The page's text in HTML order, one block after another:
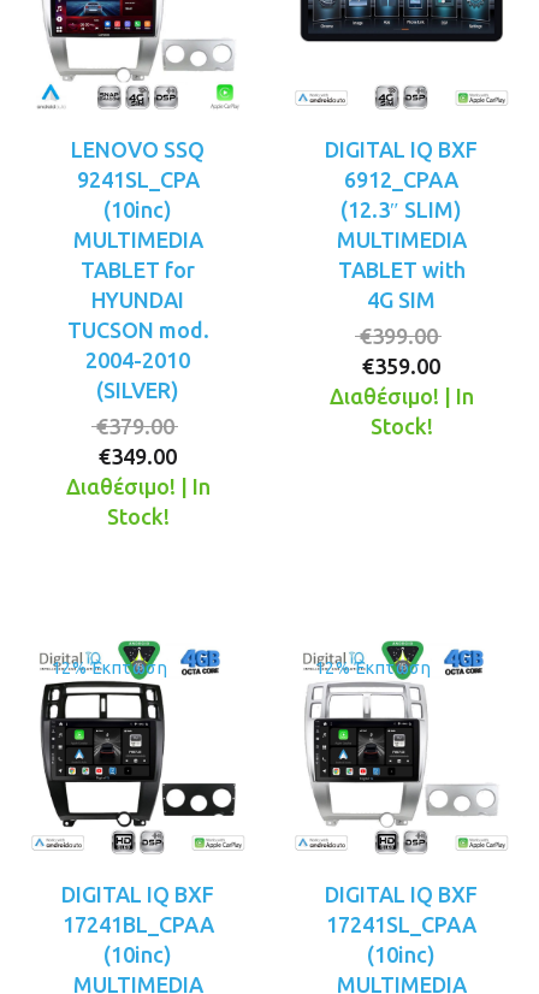
LENOVO SSQ
9241SL_CPA
(10inc)
MULTIMEDIA
TABLET for
HYUNDAI
TUCSON mod.
2004-2010
(SILVER)
€379.00
was:
€349.00
τρέχουσα
Διαθέσιμο! | In
Stock!
DIGITAL IQ BXF
6912_CPAA
(12.3″ SLIM)
MULTIMEDIA
TABLET with
4G SIM
€399.00
was:
€359.00
Διαθέσιμο! | In
Stock!
12% Έκπτωση
DIGITAL IQ BXF
17241BL_CPAA
(10inc)
MULTIMEDIA
12% Έκπτωση
DIGITAL IQ BXF
17241SL_CPAA
(10inc)
MULTIMEDIA